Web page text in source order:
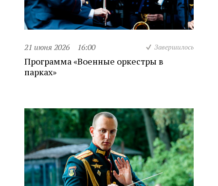
21 июня 2026 16:00 Завершилось
Программа «Военные оркестры в
парках»